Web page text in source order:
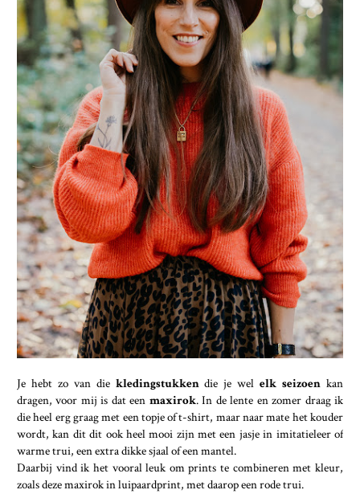
Je hebt zo van die kledingstukkendie je welelk seizoen kan
dragen, voor mij is dat een maxirok. In de lente en zomer draag ik
die heel erg graag met een topje of t-shirt, maar naar mate het kouder
wordt, kan dit dit ook heel mooi zijn met een jasje in imitatieleer of
warme trui, een extra dikke sjaal of een mantel.
Daarbij vind ik het vooral leuk om prints te combineren met kleur,
zoals deze maxirok in luipaardprint, met daarop een rode trui.